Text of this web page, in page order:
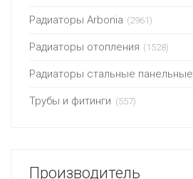
Радиаторы Arbonia (2961)
Радиаторы отопления (1528)
Радиаторы стальные панельные
Трубы и фитинги (557)
Производитель